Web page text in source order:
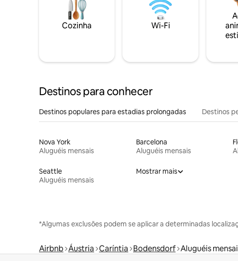
Cozinha Wi-Fi
Destinos para conhecer
Destinos populares para estadias prolongadas Destinos
Nova York
Aluguéis mensais
Barcelona
Aluguéis mensais
Seattle
Aluguéis mensais
Mostrar mais
*Algumas exclusões podem se aplicar a determinadas
Airbnb Áustria Caríntia Bodensdorf Aluguéis